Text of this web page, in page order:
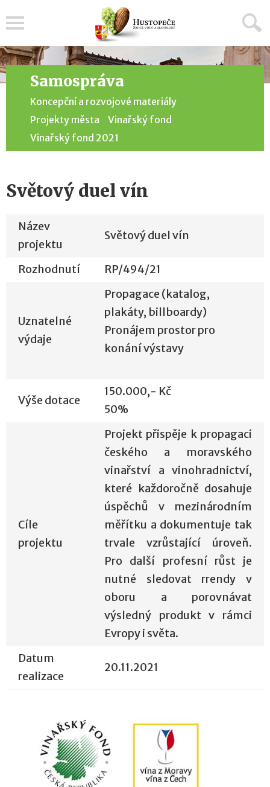
Samospráva
Koncepční a rozvojové materiály
Projekty města
Vinařský fond
Vinařský fond 2021
Světový duel vín
Název
projektu
Světový duel vín
Rozhodnutí RP/494/21
Uznatelné
výdaje
Propagace (katalog,
plakáty, billboardy)
Pronájem prostor pro
konání výstavy
Výše dotace
150.000,- Kč
50%
Cíle
projektu
Projekt přispěje k propagaci
českého a moravského
vinařství a vinohradnictví,
které každoročně dosahuje
úspěchů v mezinárodním
měřítku a dokumentuje tak
trvale vzrůstající úroveň.
Pro další profesní růst je
nutné sledovat rrendy v
oboru a porovnávat
výsledný produkt v rámci
Evropy i světa.
Datum
realizace
20.11.2021